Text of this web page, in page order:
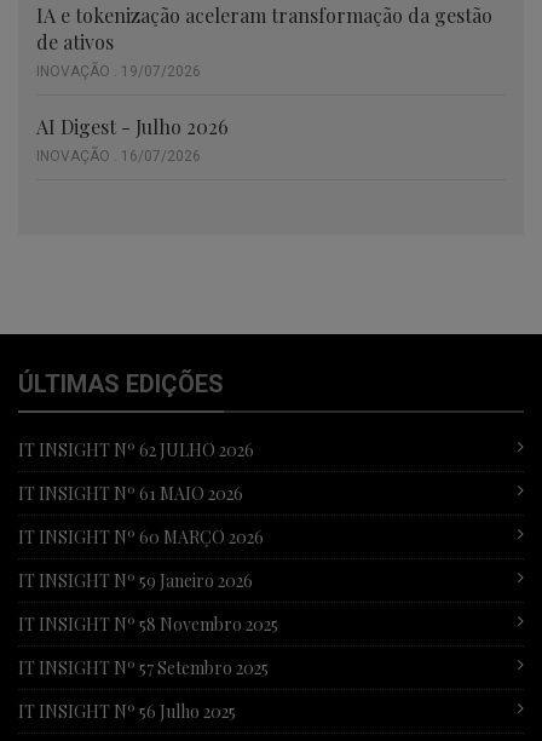
IA e tokenização aceleram transformação da gestão
de ativos
INOVAÇÃO . 19/07/2026
AI Digest - Julho 2026
INOVAÇÃO . 16/07/2026
ÚLTIMAS EDIÇÕES
IT INSIGHT Nº 62 JULHO 2026
IT INSIGHT Nº 61 MAIO 2026
IT INSIGHT Nº 60 MARÇO 2026
IT INSIGHT Nº 59 Janeiro 2026
IT INSIGHT Nº 58 Novembro 2025
IT INSIGHT Nº 57 Setembro 2025
IT INSIGHT Nº 56 Julho 2025